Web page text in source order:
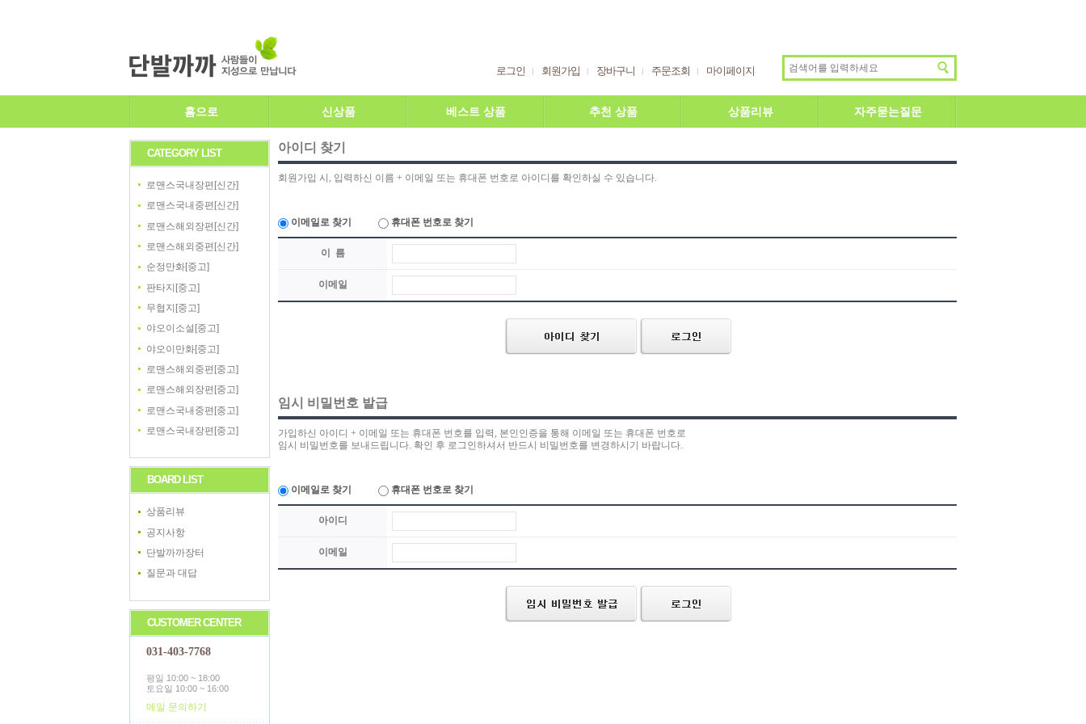
로그인 회원가입 장바구니 주문조회 마이페이지
홈으로 신상품 베스트 상품 추천 상품 상품리뷰 자주묻는질문
CATEGORY LIST
로맨스국내장편[신간]
로맨스국내중편[신간]
로맨스해외장편[신간]
로맨스해외중편[신간]
순정만화[중고]
판타지[중고]
무협지[중고]
야오이소설[중고]
야오이만화[중고]
로맨스해외중편[중고]
로맨스해외장편[중고]
로맨스국내중편[중고]
로맨스국내장편[중고]
BOARD LIST
상품리뷰
공지사항
단발까까장터
질문과 대답
CUSTOMER CENTER
031-403-7768
평일 10:00 ~ 18:00
토요일 10:00 ~ 16:00
메일 문의하기
아이디 찾기
회원가입 시, 입력하신 이름 + 이메일 또는 휴대폰 번호로 아이디를 확인하실 수 있습니다.
이메일로 찾기 휴대폰 번호로 찾기
이 름
이메일
임시 비밀번호 발급
가입하신 아이디 + 이메일 또는 휴대폰 번호를 입력, 본인인증을 통해 이메일 또는 휴대폰 번호로
임시 비밀번호를 보내드립니다. 확인 후 로그인하셔서 반드시 비밀번호를 변경하시기 바랍니다.
이메일로 찾기 휴대폰 번호로 찾기
아이디
이메일